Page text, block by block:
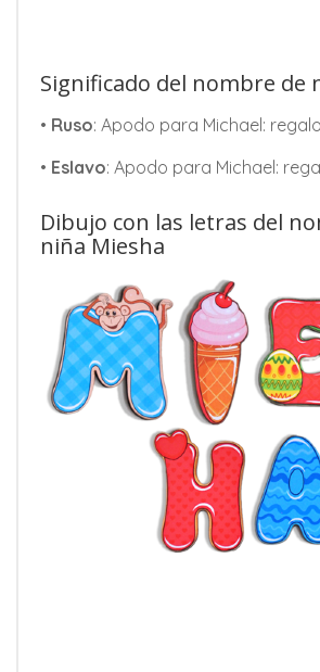
Significado del nombre de
• Ruso: Apodo para Michael:
• Eslavo: Apodo para Michael:
Dibujo con las letras del
niña Miesha